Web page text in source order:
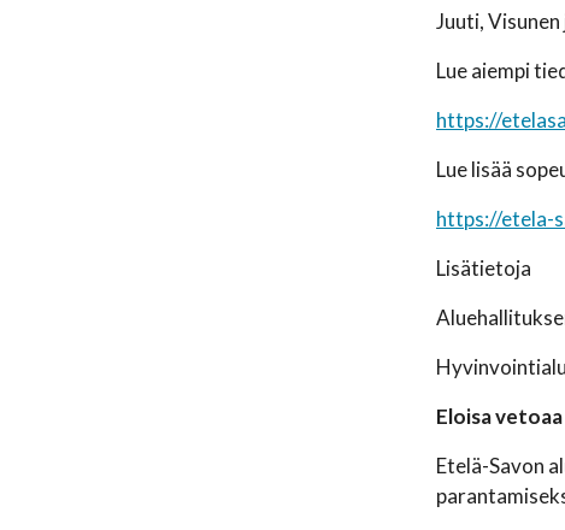
Juuti,
Lue aiempi
https://
Lue lisää
https://etela-
Lisätietoja
Eloisa
Etelä-Savon